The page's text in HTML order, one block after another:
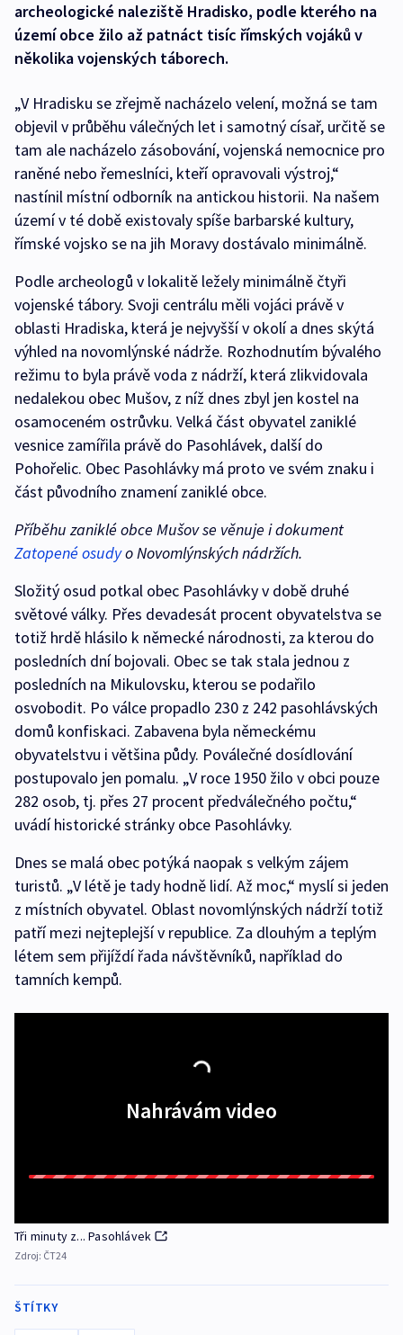
archeologické naleziště Hradisko, podle kterého na
území obce žilo až patnáct tisíc římských vojáků v
několika vojenských táborech.
„V Hradisku se zřejmě nacházelo velení, možná se tam
objevil v průběhu válečných let i samotný císař, určitě se
tam ale nacházelo zásobování, vojenská nemocnice pro
raněné nebo řemeslníci, kteří opravovali výstroj,“
nastínil místní odborník na antickou historii. Na našem
území v té době existovaly spíše barbarské kultury,
římské vojsko se na jih Moravy dostávalo minimálně.
Podle archeologů v lokalitě ležely minimálně čtyři
vojenské tábory. Svoji centrálu měli vojáci právě v
oblasti Hradiska, která je nejvyšší v okolí a dnes skýtá
výhled na novomlýnské nádrže. Rozhodnutím bývalého
režimu to byla právě voda z nádrží, která zlikvidovala
nedalekou obec Mušov, z níž dnes zbyl jen kostel na
osamoceném ostrůvku. Velká část obyvatel zaniklé
vesnice zamířila právě do Pasohlávek, další do
Pohořelic. Obec Pasohlávky má proto ve svém znaku i
část původního znamení zaniklé obce.
Příběhu zaniklé obce Mušov se věnuje i dokument
Zatopené osudyo Novomlýnských nádržích.
Složitý osud potkal obec Pasohlávky v době druhé
světové války. Přes devadesát procent obyvatelstva se
totiž hrdě hlásilo k německé národnosti, za kterou do
posledních dní bojovali. Obec se tak stala jednou z
posledních na Mikulovsku, kterou se podařilo
osvobodit. Po válce propadlo 230 z 242 pasohlávských
domů konfiskaci. Zabavena byla německému
obyvatelstvu i většina půdy. Poválečné dosídlování
postupovalo jen pomalu. „V roce 1950 žilo v obci pouze
282 osob, tj. přes 27 procent předválečného počtu,“
uvádí historické stránky obce Pasohlávky.
Dnes se malá obec potýká naopak s velkým zájem
turistů. „V létě je tady hodně lidí. Až moc,“ myslí si jeden
z místních obyvatel. Oblast novomlýnských nádrží totiž
patří mezi nejteplejší v republice. Za dlouhým a teplým
létem sem přijíždí řada návštěvníků, například do
tamních kempů.
Nahrávám video
Tři minuty z... Pasohlávek
Zdroj: ČT24
ŠTÍTKY